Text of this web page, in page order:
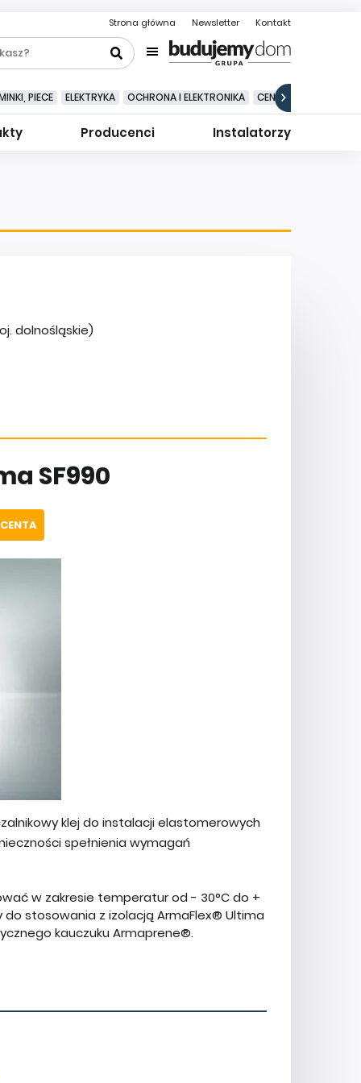
Strona główna Newsletter Kontakt
PIECE ELEKTRYKA OCHRONA I ELEKTRONIKA CENTRALNE
Producenci Instalatorzy
dolnośląskie)
SF990
klej do instalacji elastomerowych
spełnienia wymagań
w zakresie temperatur od - 30°C do +
do stosowania z izolacją ArmaFlex® Ultima
kauczuku Armaprene®.